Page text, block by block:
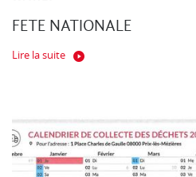
FETE NATIONALE
Lire la suite